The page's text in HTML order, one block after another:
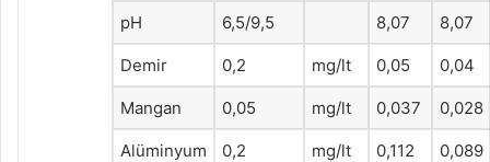
pH 6,5/9,5 8,07 8,07
Demir 0,2 mg/lt 0,05 0,04
Mangan 0,05 mg/lt 0,037 0,028
Alüminyum 0,2 mg/lt 0,112 0,089